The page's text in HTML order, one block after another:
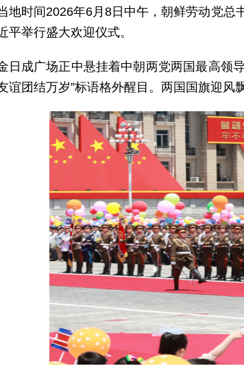
地时间2026年6月8日中午，朝鲜劳动党总
平举行盛大欢迎仪式。
日成广场正中悬挂着中朝两党两国最高领
谊团结万岁”标语格外醒目。两国国旗迎风